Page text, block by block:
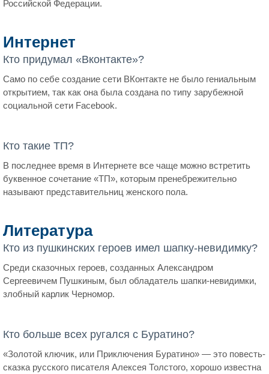
Российской Федерации.
Интернет
Кто придумал «Вконтакте»?
Само по себе создание сети ВКонтакте не было гениальным
открытием, так как она была создана по типу зарубежной
социальной сети Facebook.
Кто такие ТП?
В последнее время в Интернете все чаще можно встретить
буквенное сочетание «ТП», которым пренебрежительно
называют представительниц женского пола.
Литература
Кто из пушкинских героев имел шапку-невидимку?
Среди сказочных героев, созданных Александром
Сергеевичем Пушкиным, был обладатель шапки-невидимки,
злобный карлик Черномор.
Кто больше всех ругался с Буратино?
«Золотой ключик, или Приключения Буратино» — это повесть-
сказка русского писателя Алексея Толстого, хорошо известна